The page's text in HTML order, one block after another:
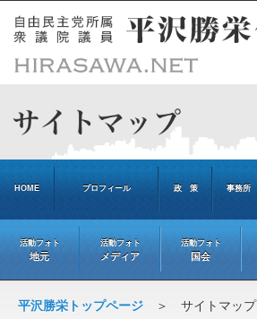
HOME プロフィール 政 策 事務所
活動フォト
地元
活動フォト
メディア
活動フォト
国会
平沢勝栄トップページ ＞ サイトマップ